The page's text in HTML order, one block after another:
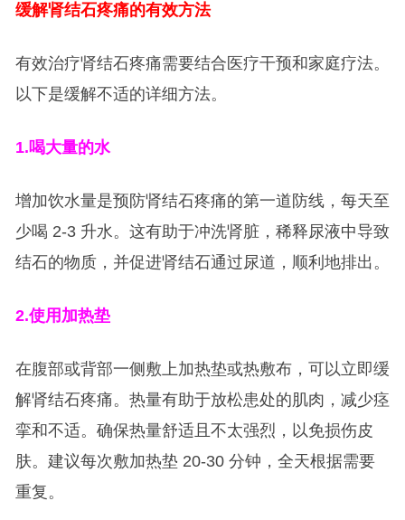
缓解肾结石疼痛的有效方法
有效治疗肾结石疼痛需要结合医疗干预和家庭疗法。
以下是缓解不适的详细方法。
1.喝大量的水
增加饮水量是预防肾结石疼痛的第一道防线，每天至
少喝 2-3 升水。这有助于冲洗肾脏，稀释尿液中导致
结石的物质，并促进肾结石通过尿道，顺利地排出。
2.使用加热垫
在腹部或背部一侧敷上加热垫或热敷布，可以立即缓
解肾结石疼痛。热量有助于放松患处的肌肉，减少痉
挛和不适。确保热量舒适且不太强烈，以免损伤皮
肤。建议每次敷加热垫 20-30 分钟，全天根据需要
重复。